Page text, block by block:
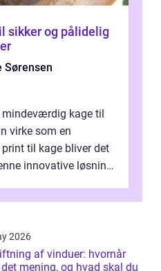
sikker og pålidelig
Sørensen
mindeværdig kage til
virke som en
til kage bliver det
innovative løsning
2026
af vinduer: hvornår
mening, og hvad skal du